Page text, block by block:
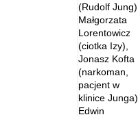
(Rudolf Jung),
Małgorzata
Lorentowicz
(ciotka Izy),
Jonasz Kofta
(narkoman,
pacjent w
klinice Junga),
Edwin